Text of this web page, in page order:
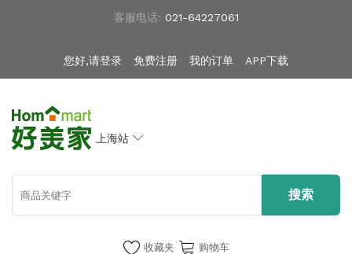
客服电话: 021-64227061
您好,请登录 免费注册 我的订单 APP下载
上海站
收藏夹 购物车